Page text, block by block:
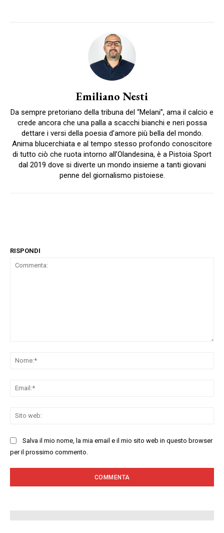
Emiliano Nesti
Da sempre pretoriano della tribuna del “Melani”, ama il calcio e
crede ancora che una palla a scacchi bianchi e neri possa
dettare i versi della poesia d’amore più bella del mondo.
Anima blucerchiata e al tempo stesso profondo conoscitore
di tutto ciò che ruota intorno all’Olandesina, è a Pistoia Sport
dal 2019 dove si diverte un mondo insieme a tanti giovani
penne del giornalismo pistoiese.
RISPONDI
Salva il mio nome, la mia email e il mio sito web in questo browser
per il prossimo commento.